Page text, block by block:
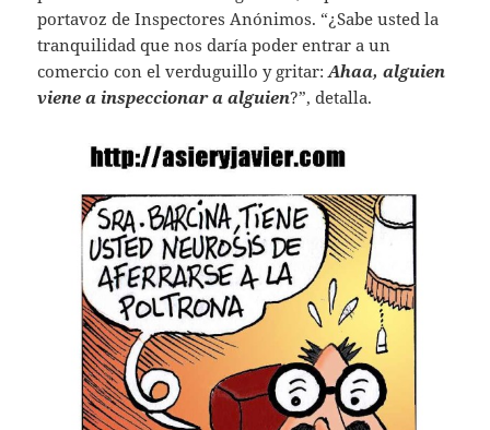
portavoz de Inspectores Anónimos. “¿Sabe usted la
tranquilidad que nos daría poder entrar a un
comercio con el verduguillo y gritar:Ahaa, alguien
viene a inspeccionar a alguien?”, detalla.